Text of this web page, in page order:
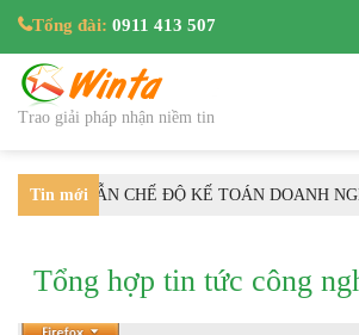
Tổng đài: 0911 413 507
Trao giải pháp nhận niềm tin
Tin mới
DẪN CHẾ ĐỘ KẾ TOÁN DOANH NGHIỆP
Tổng hợp tin tức công